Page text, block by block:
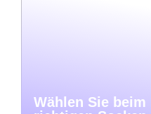
Wählen Sie